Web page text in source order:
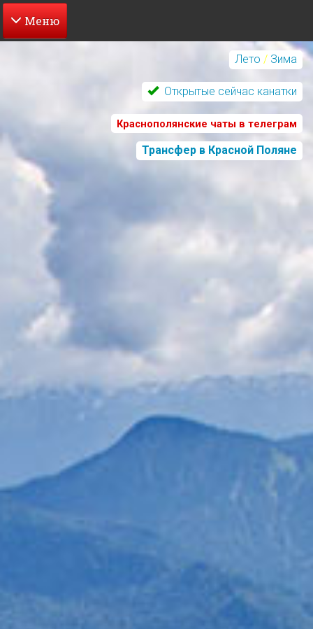
Перейти
Лето / Зима
Открытые сейчас канатки
Краснополянские чаты в телеграм
Трансфер в Красной Поляне